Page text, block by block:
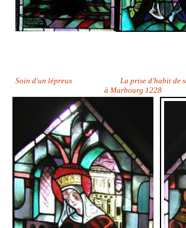
Soin d'un lépreux La prise d'habit de
à Marbourg 1228